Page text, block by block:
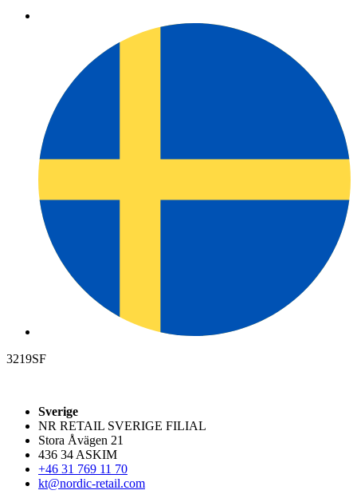
3219SF
Sverige
NR RETAIL SVERIGE FILIAL
Stora Åvägen 21
436 34 ASKIM
+46 31 769 11 70
kt@nordic-retail.com